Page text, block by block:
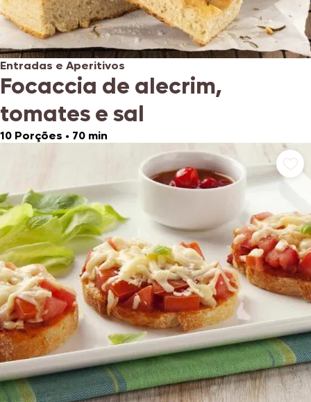
Entradas e Aperitivos
Focaccia de alecrim,
tomates e sal
10 Porções • 70 min